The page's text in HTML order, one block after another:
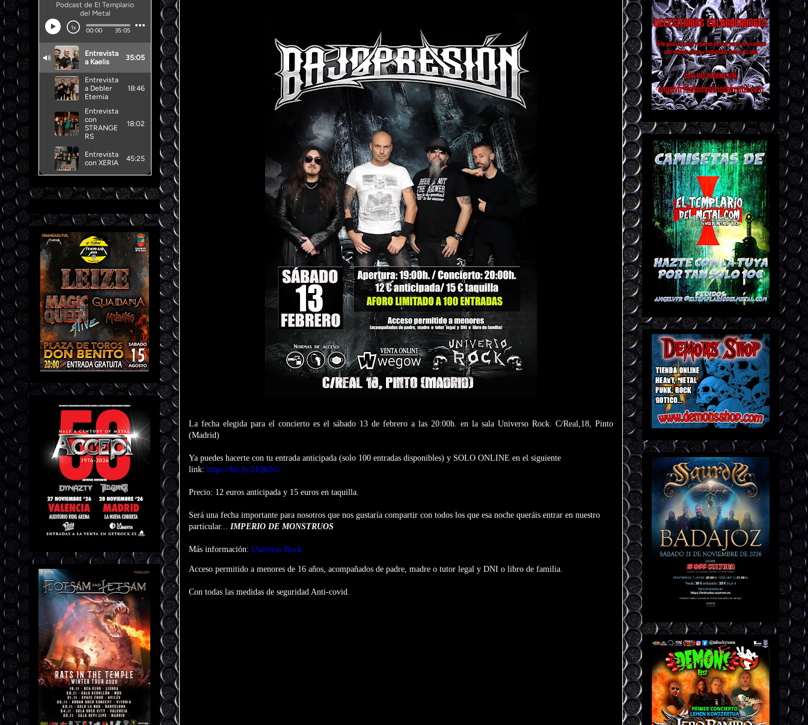
La fecha elegida para el concierto es el sábado 13 de febrero a las 20:00h. en la sala Universo Rock. C/Real,18, Pinto
(Madrid)
Ya puedes hacerte con tu entrada anticipada (solo 100 entradas disponibles) y SOLO ONLINE en el siguiente
link: https://bit.ly/2IQb2s5
Precio: 12 euros anticipada y 15 euros en taquilla.
Será una fecha importante para nosotros que nos gustaría compartir con todos los que esa noche queráis entrar en nuestro
particular... IMPERIO DE MONSTRUOS
Más información: Universo Rock
Acceso permitido a menores de 16 años, acompañados de padre, madre o tutor legal y DNI o libro de familia.
Con todas las medidas de seguridad Anti-covid.